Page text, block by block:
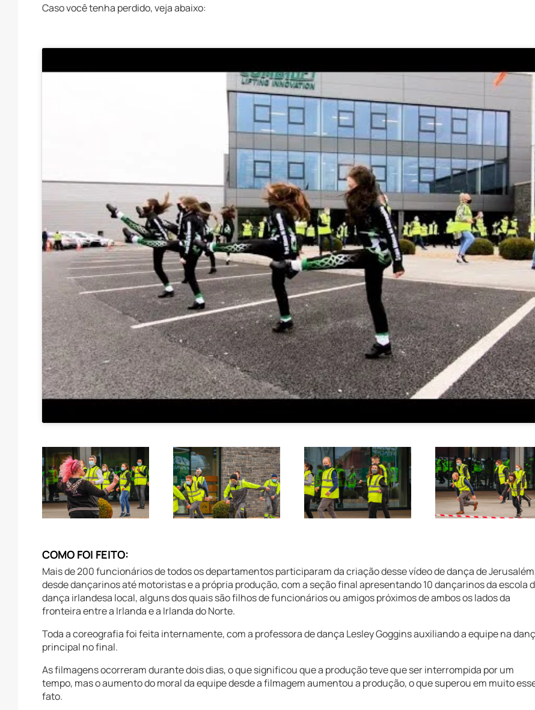
Caso você tenha perdido, veja abaixo:
COMO FOI FEITO:
Mais de 200 funcionários de todos os departamentos participaram da criação desse vídeo de dança de
desde dançarinos até motoristas e a própria produção, com a seção final apresentando 10 dançarinos da escola
dança irlandesa local, alguns dos quais são filhos de funcionários ou amigos próximos de ambos os lados da
fronteira entre a Irlanda e a Irlanda do Norte.
Toda a coreografia foi feita internamente, com a professora de dança Lesley Goggins auxiliando a equipe na
principal no final.
As filmagens ocorreram durante dois dias, o que significou que a produção teve que ser interrompida por um
tempo, mas o aumento do moral da equipe desde a filmagem aumentou a produção, o que superou em muito
fato.